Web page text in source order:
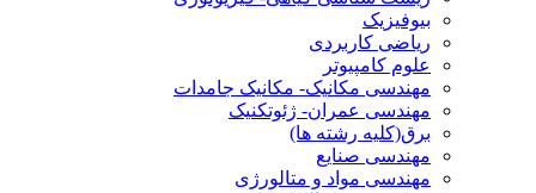
بیوفیزیک
ریاضی کاربردی
علوم کامپیوتر
مهندسی مکانیک- مکانیک جامدات
مهندسی عمران- ژئوتکنیک
برق(کلیه رشته ها)
مهندسی صنایع
مهندسی مواد و متالورژی